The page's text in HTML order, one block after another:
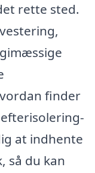
rette sted.
finder
at indhente
så du kan